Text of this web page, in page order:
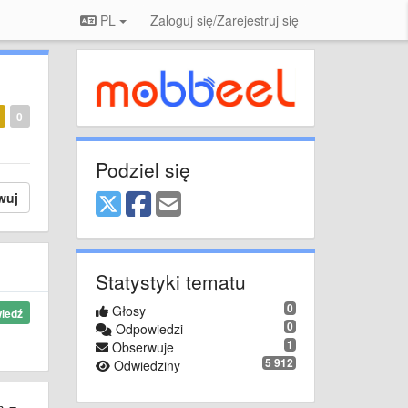
PL Zaloguj się/Zarejestruj się
0
Podziel się
Statystyki tematu
0
Głosy
0
Odpowiedzi
1
Obserwuje
5 912
Odwiedziny